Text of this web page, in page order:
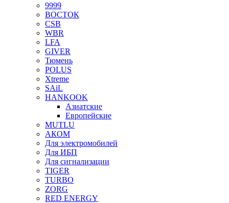
9999
ВОСТОК
CSB
WBR
LFA
GIVER
Тюмень
POLUS
Xtreme
SAiL
HANKOOK
Азиатские
Европейские
MUTLU
АКОМ
Для электромобилей
Для ИБП
Для сигнализации
TIGER
TURBO
ZORG
RED ENERGY